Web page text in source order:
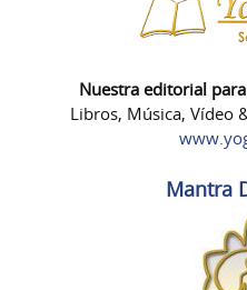
Nuestra editorial
Libros, Música, Vídeo
Mantra